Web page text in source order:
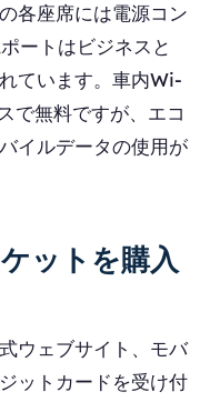
各座席には電源コン
ートはビジネスと
ています。車内Wi-
で無料ですが、エコ
イルデータの使用が
ットを購入
ウェブサイト、モバ
ットカードを受け付